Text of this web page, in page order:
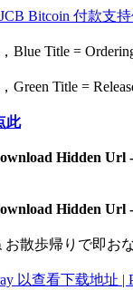
JCB Bitcoin 付款支
Blue Title =
Title =
此
Hidden Url
Hidden Url
以查看下载地址 |